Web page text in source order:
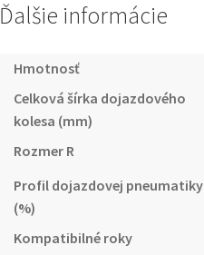
Ďalšie informácie
Hmotnosť
Celková šírka dojazdového
kolesa (mm)
Rozmer R
Profil dojazdovej pneumatiky
(%)
Kompatibilné roky